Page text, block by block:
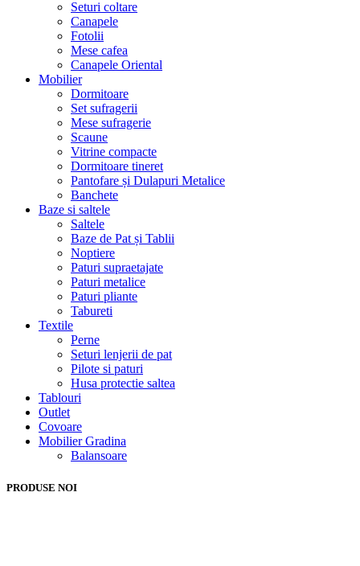
Seturi coltare
Canapele
Fotolii
Mese cafea
Canapele Oriental
Mobilier
Dormitoare
Set sufragerii
Mese sufragerie
Scaune
Vitrine compacte
Dormitoare tineret
Pantofare și Dulapuri Metalice
Banchete
Baze si saltele
Saltele
Baze de Pat și Tablii
Noptiere
Paturi supraetajate
Paturi metalice
Paturi pliante
Tabureti
Textile
Perne
Seturi lenjerii de pat
Pilote si paturi
Husa protectie saltea
Tablouri
Outlet
Covoare
Mobilier Gradina
Balansoare
PRODUSE NOI